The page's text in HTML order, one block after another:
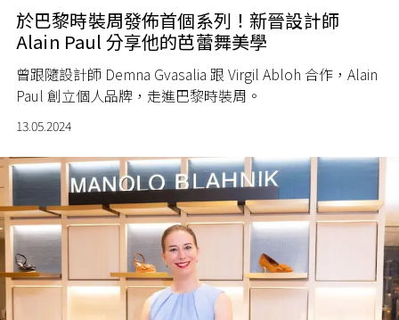
於巴黎時裝周發佈首個系列！新晉設計師
Alain Paul 分享他的芭蕾舞美學
曾跟隨設計師 Demna Gvasalia 跟 Virgil Abloh 合作， Alain
Paul 創立個人品牌，走進巴黎時裝周。
13.05.2024